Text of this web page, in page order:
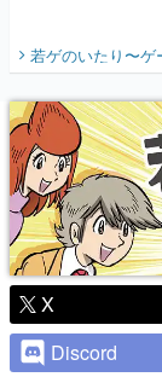
若ゲのいたり〜ゲ
X
Discord